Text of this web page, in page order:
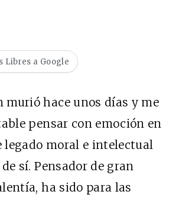
Libres a Google
murió hace unos días y me
pensar con emoción en
legado moral e intelectual
sí. Pensador de gran
ha sido para las